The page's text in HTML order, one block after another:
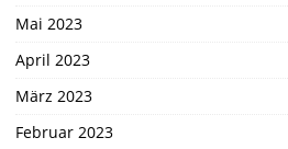
Mai 2023
April 2023
März 2023
Februar 2023